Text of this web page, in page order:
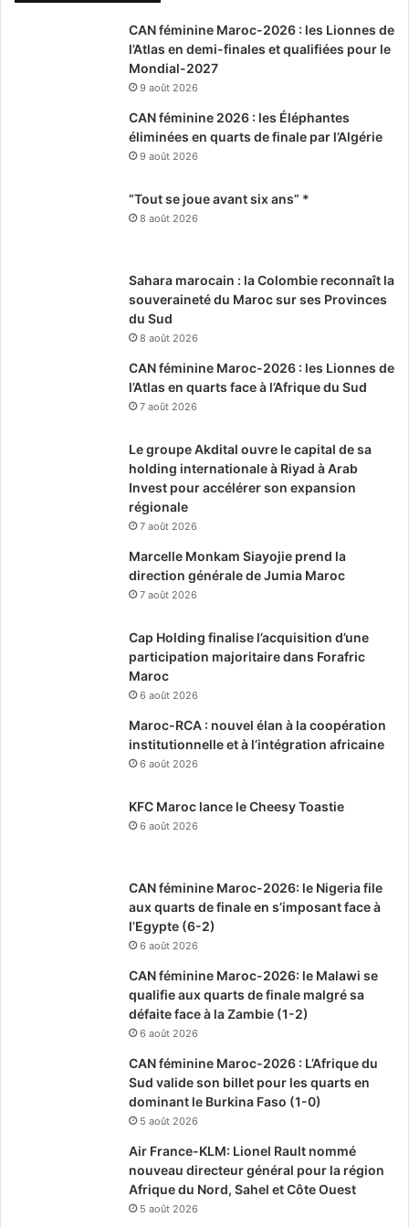
CAN féminine Maroc-2026 : les Lionnes de
l’Atlas en demi-finales et qualifiées pour le
Mondial-2027
9 août 2026
CAN féminine 2026 : les Éléphantes
éliminées en quarts de finale par l’Algérie
9 août 2026
“Tout se joue avant six ans” *
8 août 2026
Sahara marocain : la Colombie reconnaît la
souveraineté du Maroc sur ses Provinces
du Sud
8 août 2026
CAN féminine Maroc-2026 : les Lionnes de
l’Atlas en quarts face à l’Afrique du Sud
7 août 2026
Le groupe Akdital ouvre le capital de sa
holding internationale à Riyad à Arab
Invest pour accélérer son expansion
régionale
7 août 2026
Marcelle Monkam Siayojie prend la
direction générale de Jumia Maroc
7 août 2026
Cap Holding finalise l’acquisition d’une
participation majoritaire dans Forafric
Maroc
6 août 2026
Maroc-RCA : nouvel élan à la coopération
institutionnelle et à l’intégration africaine
6 août 2026
KFC Maroc lance le Cheesy Toastie
6 août 2026
CAN féminine Maroc-2026: le Nigeria file
aux quarts de finale en s’imposant face à
l’Egypte (6-2)
6 août 2026
CAN féminine Maroc-2026: le Malawi se
qualifie aux quarts de finale malgré sa
défaite face à la Zambie (1-2)
6 août 2026
CAN féminine Maroc-2026 : L’Afrique du
Sud valide son billet pour les quarts en
dominant le Burkina Faso (1-0)
5 août 2026
Air France-KLM: Lionel Rault nommé
nouveau directeur général pour la région
Afrique du Nord, Sahel et Côte Ouest
5 août 2026